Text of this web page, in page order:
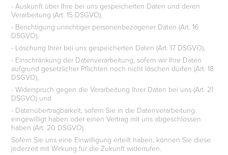
- Auskunft über Ihre bei uns gespeicherten Daten und deren
Verarbeitung (Art. 15 DSGVO),
- Berichtigung unrichtiger personenbezogener Daten (Art. 16
DSGVO),
- Löschung Ihrer bei uns gespeicherten Daten (Art. 17 DSGVO),
- Einschränkung der Datenverarbeitung, sofern wir Ihre Daten
aufgrund gesetzlicher Pflichten noch nicht löschen dürfen (Art. 18
DSGVO),
- Widerspruch gegen die Verarbeitung Ihrer Daten bei uns (Art. 21
DSGVO) und
- Datenübertragbarkeit, sofern Sie in die Datenverarbeitung
eingewilligt haben oder einen Vertrag mit uns abgeschlossen
haben (Art. 20 DSGVO).
Sofern Sie uns eine Einwilligung erteilt haben, können Sie diese
jederzeit mit Wirkung für die Zukunft widerrufen.